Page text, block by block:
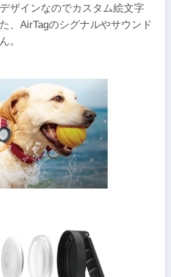
ザインなのでカスタム絵文字
、AirTagのシグナルやサウンド
。